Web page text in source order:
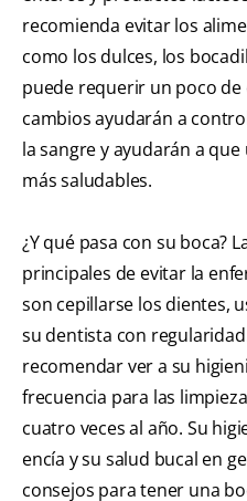
recomienda evitar los
como los dulces, los
puede requerir un poco
cambios ayudarán a
la sangre y ayudarán a
más saludables.
¿Y qué pasa con su boca?
principales de evitar la
son cepillarse los dientes,
su dentista con
recomendar ver a su
frecuencia para las
cuatro veces al año. Su
encía y su salud bucal en
consejos para tener una